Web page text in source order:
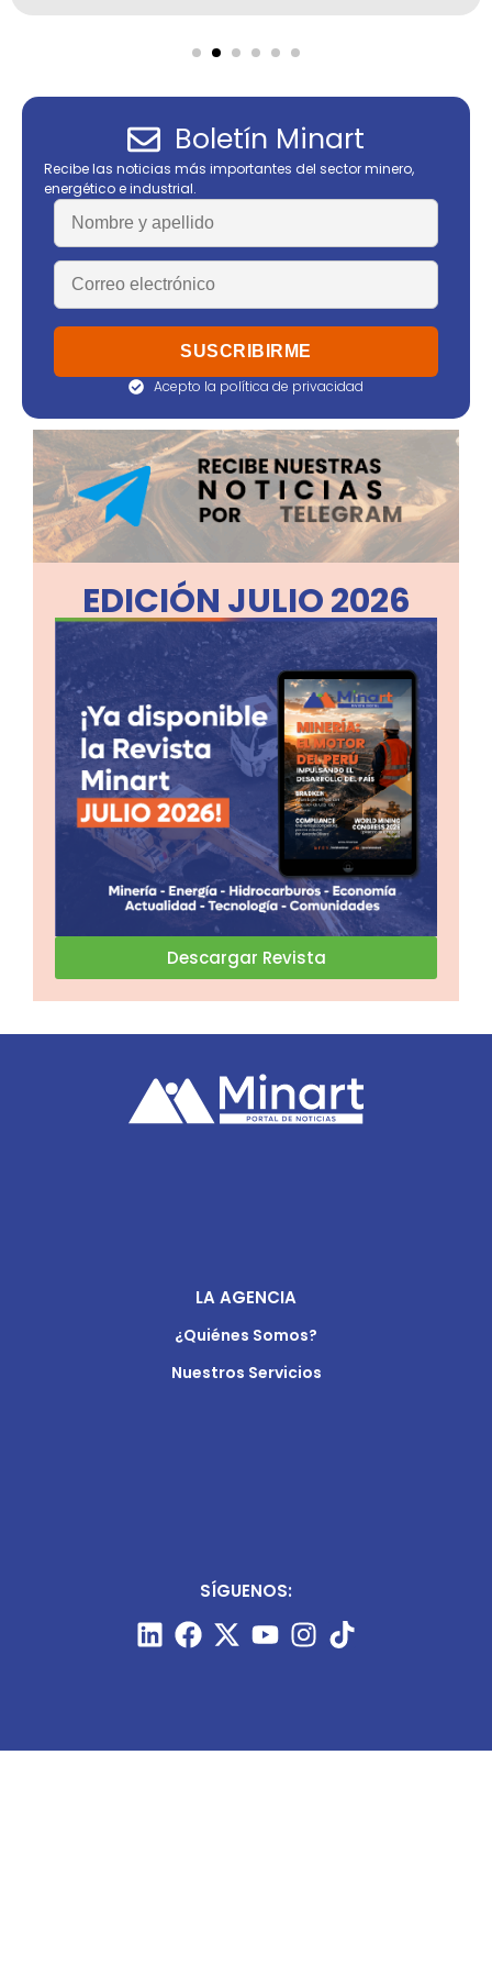
Boletín Minart
Recibe las noticias más importantes del sector minero,
energético e industrial.
Acepto la política de privacidad
EDICIÓN JULIO 2026
Descargar Revista
LA AGENCIA
¿Quiénes Somos?
Nuestros Servicios
SÍGUENOS: